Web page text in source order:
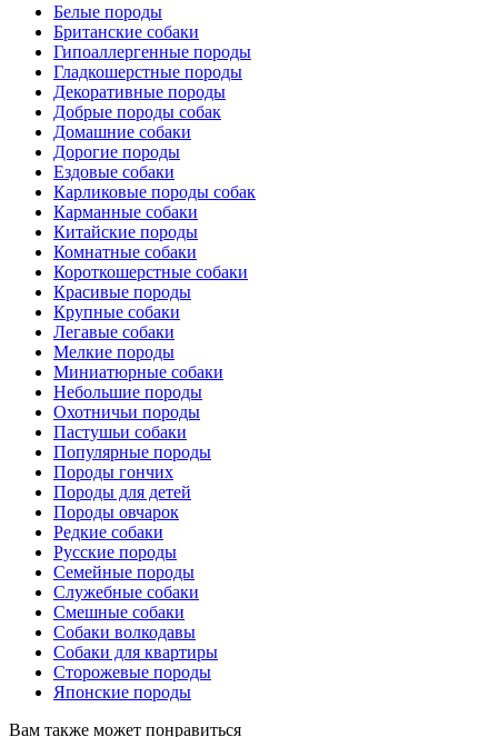
Белые породы
Британские собаки
Гипоаллергенные породы
Гладкошерстные породы
Декоративные породы
Добрые породы собак
Домашние собаки
Дорогие породы
Ездовые собаки
Карликовые породы собак
Карманные собаки
Китайские породы
Комнатные собаки
Короткошерстные собаки
Красивые породы
Крупные собаки
Легавые собаки
Мелкие породы
Миниатюрные собаки
Небольшие породы
Охотничьи породы
Пастушьи собаки
Популярные породы
Породы гончих
Породы для детей
Породы овчарок
Редкие собаки
Русские породы
Семейные породы
Служебные собаки
Смешные собаки
Собаки волкодавы
Собаки для квартиры
Сторожевые породы
Японские породы
Вам также может понравиться